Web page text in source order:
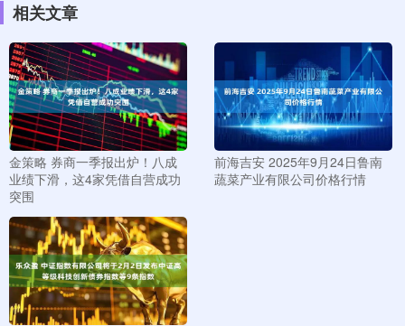
相关文章
金策略 券商一季报出炉！八成
业绩下滑，这4家凭借自营成功
突围
前海吉安 2025年9月24日鲁南
蔬菜产业有限公司价格行情